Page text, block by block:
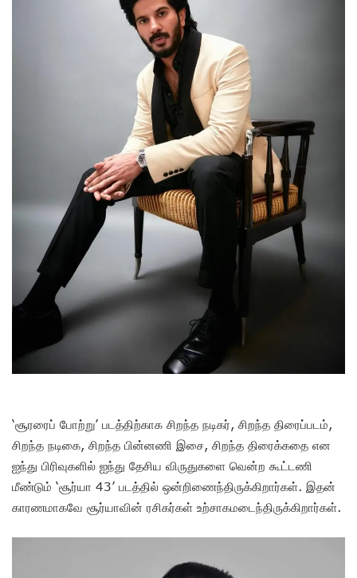
‘சூரரைப் போற்று’ படத்திற்காக சிறந்த நடிகர், சிறந்த திரைப்படம்,
சிறந்த நடிகை, சிறந்த பின்னணி இசை, சிறந்த திரைக்கதை என
ஐந்து பிரிவுகளில் ஐந்து தேசிய விருதுகளை வென்ற கூட்டணி
மீண்டும் ‘சூர்யா 43’ படத்தில் ஒன்றிணைந்திருக்கிறார்கள். இதன்
காரணமாகவே சூர்யாவின் ரசிகர்கள் உற்சாகமடைந்திருக்கிறார்கள்.